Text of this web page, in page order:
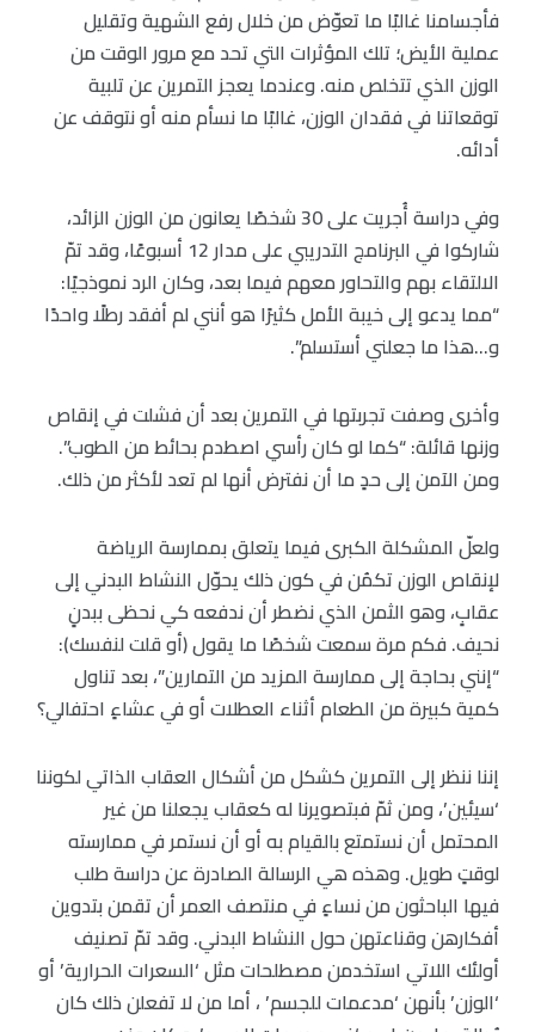
فأجسامنا غالبًا ما تعوّض من خلال رفع الشهية وتقليل
عملية الأيض؛ تلك المؤثرات التي تحد مع مرور الوقت من
الوزن الذي تتخلص منه. وعندما يعجز التمرين عن تلبية
توقعاتنا في فقدان الوزن، غالبًا ما نسأم منه أو نتوقف عن
أدائه.
وفي دراسة أُجريت على 30 شخصًا يعانون من الوزن الزائد،
شاركوا في البرنامج التدريبي على مدار 12 أسبوعًا، وقد تمّ
الالتقاء بهم والتحاور معهم فيما بعد، وكان الرد نموذجيًا:
“مما يدعو إلى خيبة الأمل كثيرًا هو أنني لم أفقد رطلًا واحدًا
و…هذا ما جعلني أستسلم”.
وأخرى وصفت تجربتها في التمرين بعد أن فشلت في إنقاص
وزنها قائلة: “كما لو كان رأسي اصطدم بحائط من الطوب”.
ومن الآمن إلى حدٍ ما أن نفترض أنها لم تعد لأكثر من ذلك.
ولعلّ المشكلة الكبرى فيما يتعلق بممارسة الرياضة
لإنقاص الوزن تكمُن في كون ذلك يحوّل النشاط البدني إلى
عقابٍ، وهو الثمن الذي نضطر أن ندفعه كي نحظى ببدنٍ
نحيف. فكم مرة سمعت شخصًا ما يقول (أو قلت لنفسك):
“إنني بحاجة إلى ممارسة المزيد من التمارين”، بعد تناول
كمية كبيرة من الطعام أثناء العطلات أو في عشاءٍ احتفالي؟
إننا ننظر إلى التمرين كشكل من أشكال العقاب الذاتي لكوننا
‘سيئين’، ومن ثمّ فبتصويرنا له كعقاب يجعلنا من غير
المحتمل أن نستمتع بالقيام به أو أن نستمر في ممارسته
لوقتٍ طويل. وهذه هي الرسالة الصادرة عن دراسة طلب
فيها الباحثون من نساءٍ في منتصف العمر أن تقمن بتدوين
أفكارهن وقناعتهن حول النشاط البدني. وقد تمّ تصنيف
أولئك اللاتي استخدمن مصطلحات مثل ‘السعرات الحرارية’ أو
‘الوزن’ بأنهن ‘مدعمات للجسم’ ، أما من لا تفعلن ذلك كان